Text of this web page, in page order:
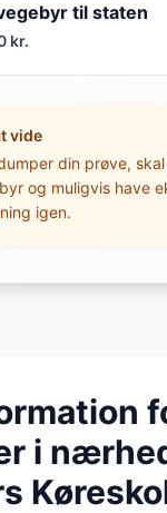
til staten
kr.
vide
din prøve,
og muligvis have
igen.
i